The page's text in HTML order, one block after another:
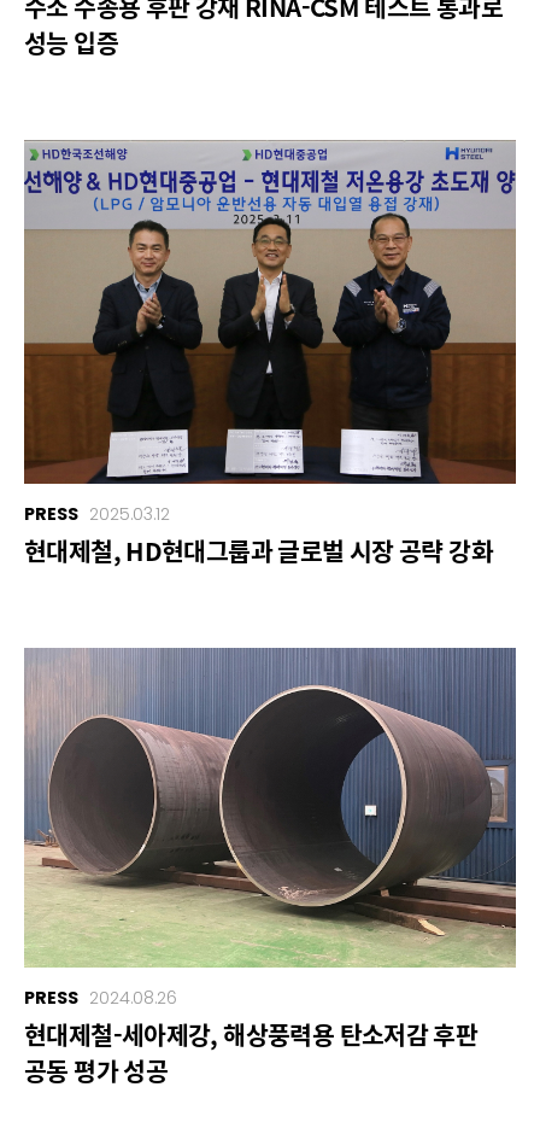
성능 입증
PRESS 2025.03.12
현대제철, HD현대그룹과 글로벌 시장 공략 강화
PRESS 2024.08.26
현대제철-세아제강, 해상풍력용 탄소저감 후판
공동 평가 성공